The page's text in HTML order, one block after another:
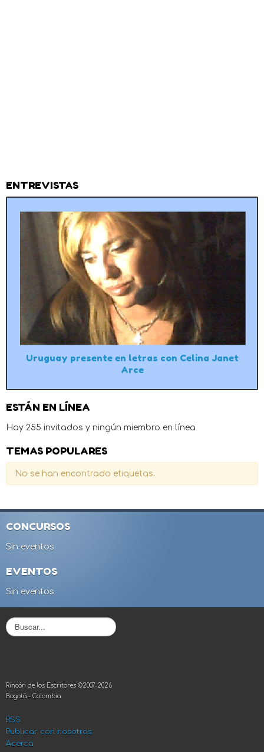
ENTREVISTAS
Uruguay presente en letras con Celina Janet
Arce
ESTÁN EN LÍNEA
Hay 255 invitados y ningún miembro en línea
TEMAS POPULARES
No se han encontrado etiquetas.
CONCURSOS
Sin eventos
EVENTOS
Sin eventos
B
u
r
.
.
Rincón de los Escritores ©2007-2026
Bogotá - Colombia
RSS
Publicar con nosotros
Acerca